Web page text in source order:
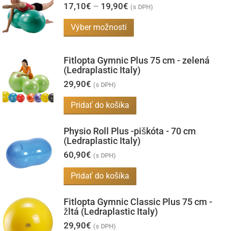
17,10€ – 19,90€ Price
(s DPH)
Výber možností
produkt
viacero
Možnosti
si
môžete
vybrať
stránke
produktu.
Fitlopta Gymnic Plus 75 cm - zelená
(Ledraplastic Italy)
29,90€ (s DPH)
Pridať do košíka
Physio Roll Plus -piškóta - 70 cm
(Ledraplastic Italy)
60,90€ (s DPH)
Pridať do košíka
Fitlopta Gymnic Classic Plus 75 cm -
žltá (Ledraplastic Italy)
29,90€ (s DPH)